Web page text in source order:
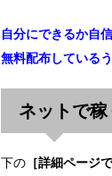
自分にできるか自
無料配布している
ネットで
下の［詳細ページ